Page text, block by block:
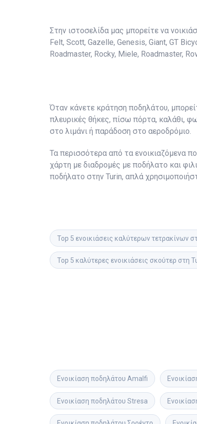
Στην ιστοσελίδα μας μπορείτε να
Felt, Scott, Gazelle, Genesis, Giant, GT
Roadmaster, Rocky, Miele, Roadmaster,
Όταν κάνετε κράτηση ποδηλάτου,
πλευρικές θήκες, πίσω πόρτα, καλάθι,
στο λιμάνι ή παράδοση στο αεροδρόμιο.
Τα περισσότερα από τα ενοικιαζόμενα
χάρτη με διαδρομές με ποδήλατο και
ποδήλατο στην Turin, απλά
Top 5 ενοικιάσεις καλύτερων τετρακίνων
Top 5 καλύτερες ενοικιάσεις σκούτερ στη
Ενοικίαση ποδηλάτου Amalfi
Ενοικίαση ποδηλάτου Stresa